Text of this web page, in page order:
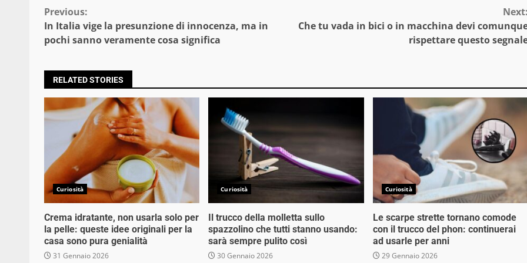
Continue
Reading
Previous:
In Italia vige la presunzione di innocenza, ma in
pochi sanno veramente cosa significa
Next:
Che tu vada in bici o in macchina devi
rispettare questo
RELATED STORIES
Curiosità
Crema idratante, non usarla solo per
la pelle: queste idee originali per la
casa sono pura genialità
31 Gennaio 2026
Curiosità
Il trucco della molletta sullo
spazzolino che tutti stanno usando:
sarà sempre pulito così
30 Gennaio 2026
Curiosità
Le scarpe strette tornano comode
con il trucco del phon: continuerai
ad usarle per anni
29 Gennaio 2026